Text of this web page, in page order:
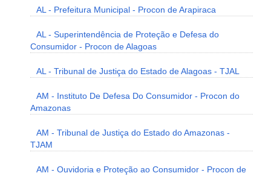
AL - Prefeitura Municipal - Procon de Arapiraca
AL - Superintendência de Proteção e Defesa do
Consumidor - Procon de Alagoas
AL - Tribunal de Justiça do Estado de Alagoas - TJAL
AM - Instituto De Defesa Do Consumidor - Procon do
Amazonas
AM - Tribunal de Justiça do Estado do Amazonas -
TJAM
AM - Ouvidoria e Proteção ao Consumidor - Procon de